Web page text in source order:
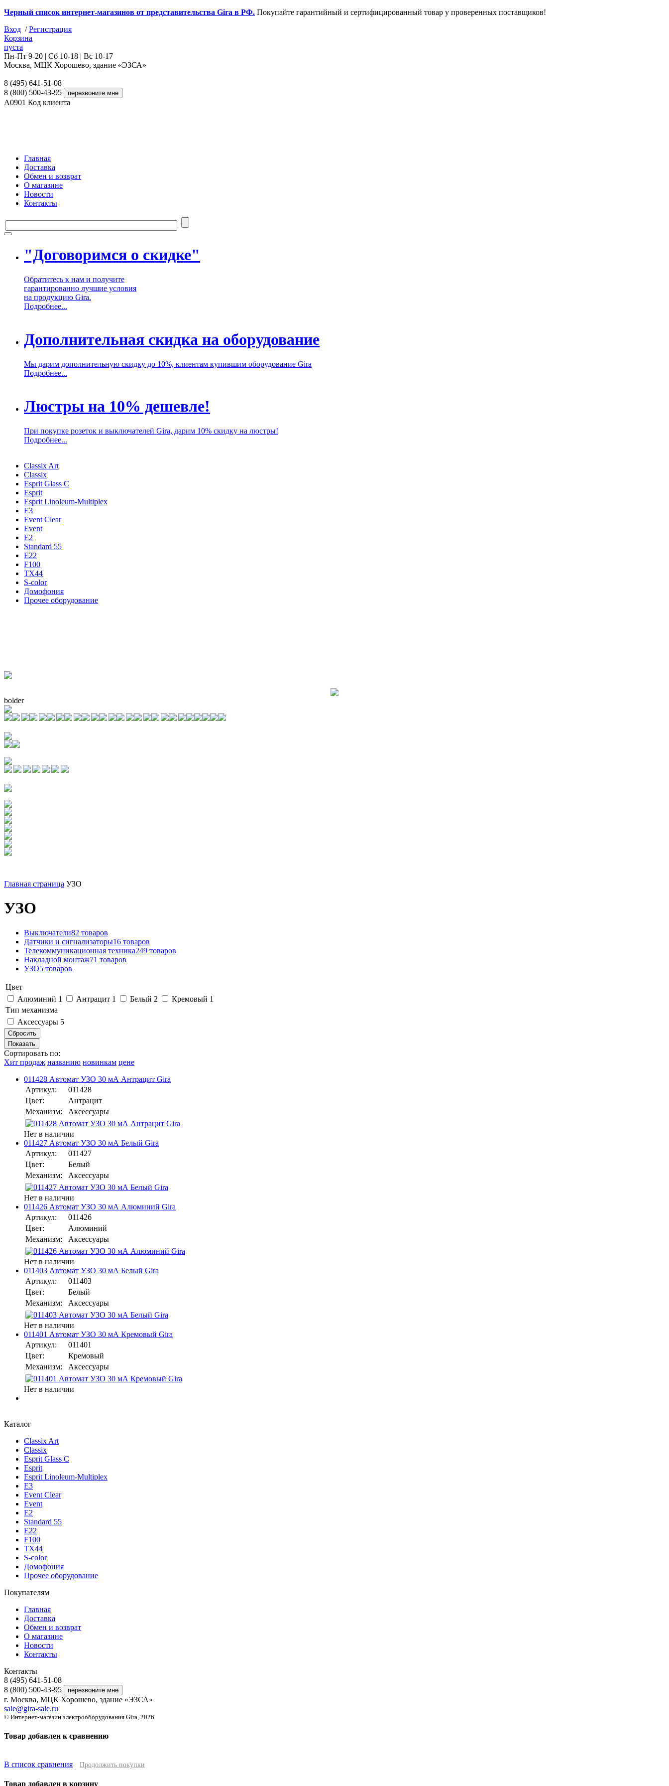
Черный список интернет-магазинов от представительства Gira в РФ. Покупайте гарантийный и сертифицированный товар у проверенных поставщиков!
Вход /Регистрация
Корзина
пуста
Пн-Пт 9-20 | Сб 10-18 | Вс 10-17
Москва, МЦК Хорошево, здание «ЭЗСА»
8 (495) 641-51-08
8 (800) 500-43-95
A0901 Код клиента
Главная
Доставка
Обмен и возврат
О магазине
Новости
Контакты
"Договоримся о скидке"
Обратитесь к нам и получите
гарантированно лучшие условия
на продукцию Gira.
Подробнее...
Дополнительная скидка на оборудование
Мы дарим дополнительную скидку до 10%, клиентам купившим оборудование Gira
Подробнее...
Люстры на 10% дешевле!
При покупке розеток и выключателей Gira, дарим 10% скидку на люстры!
Подробнее...
Classix Art
Classix
Esprit Glass C
Esprit
Esprit Linoleum-Multiplex
E3
Event Clear
Event
E2
Standard 55
E22
F100
TX44
S-color
Домофония
Прочее оборудование
bolder
Главная страница УЗО
УЗО
Выключатели82 товаров
Датчики и сигнализаторы16 товаров
Телекоммуникационная техника249 товаров
Накладной монтаж71 товаров
УЗО5 товаров
Цвет
Алюминий 1 Антрацит 1 Белый 2 Кремовый 1
Тип механизма
Аксессуары 5
Сортировать по:
Хит продаж названию новинкам цене
011428 Автомат УЗО 30 мА Антрацит Gira
Артикул:
011428
Цвет:
Антрацит
Механизм:
Аксессуары
Нет в наличии
011427 Автомат УЗО 30 мА Белый Gira
Артикул:
011427
Цвет:
Белый
Механизм:
Аксессуары
Нет в наличии
011426 Автомат УЗО 30 мА Алюминий Gira
Артикул:
011426
Цвет:
Алюминий
Механизм:
Аксессуары
Нет в наличии
011403 Автомат УЗО 30 мА Белый Gira
Артикул:
011403
Цвет:
Белый
Механизм:
Аксессуары
Нет в наличии
011401 Автомат УЗО 30 мА Кремовый Gira
Артикул:
011401
Цвет:
Кремовый
Механизм:
Аксессуары
Нет в наличии
Каталог
Classix Art
Classix
Esprit Glass C
Esprit
Esprit Linoleum-Multiplex
E3
Event Clear
Event
E2
Standard 55
E22
F100
TX44
S-color
Домофония
Прочее оборудование
Покупателям
Главная
Доставка
Обмен и возврат
О магазине
Новости
Контакты
Контакты
8 (495) 641-51-08
8 (800) 500-43-95
г. Москва, МЦК Хорошево, здание «ЭЗСА»
sale@gira-sale.ru
© Интернет-магазин электрооборудования Gira, 2026
Товар добавлен к сравнению
В список сравнения Продолжить покупки
Товар добавлен в корзину